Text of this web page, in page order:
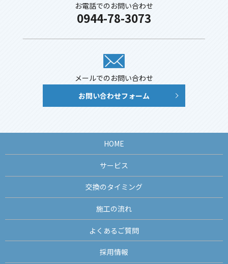
お電話でのお問い合わせ
0944-78-3073
メールでのお問い合わせ
お問い合わせフォーム
HOME
サービス
交換のタイミング
施工の流れ
よくあるご質問
採用情報